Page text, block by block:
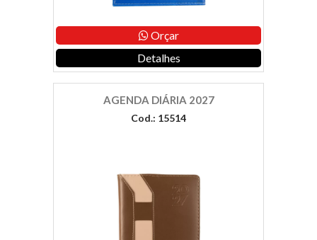
Orçar
Detalhes
AGENDA DIÁRIA 2027
Cod.: 15514